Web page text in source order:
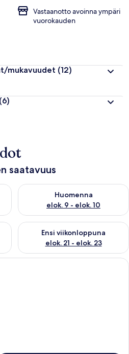
Vastaanotto avoinna ympäri
vuorokauden
mukavuudet (12)
(6)
saatavuus
elok. 8 - elok. 9
Huomenna
elok. 9 - elok. 10
Tarkista huomisen saatavuus
elok. 14 - elok. 16
Ensi viikonloppuna
elok. 21 - elok. 23
Tarkista ensi viikonlopun
Ylelliset vuodevaatteet, tallelokero